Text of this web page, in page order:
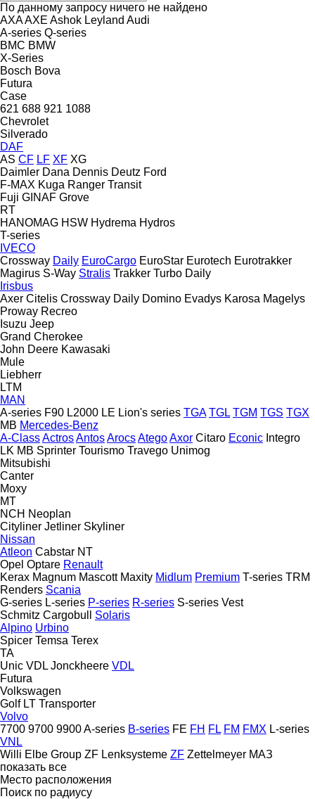
По данному запросу ничего не найдено
AXAAXE Ashok Leyland Audi
A-series Q-series
BMC BMW
X-Series
Bosch Bova
Futura
Case
621 688 921 1088
Chevrolet
Silverado
DAF
AS CF LF XF XG
Daimler Dana Dennis Deutz Ford
F-MAX Kuga Ranger Transit
Fuji GINAF Grove
RT
HANOMAG HSW Hydrema Hydros
T-series
IVECO
Crossway Daily EuroCargo EuroStar Eurotech Eurotrakker
Magirus S-Way Stralis Trakker Turbo Daily
Irisbus
Axer Citelis Crossway Daily Domino Evadys Karosa Magelys
Proway Recreo
Isuzu Jeep
Grand Cherokee
John Deere Kawasaki
Mule
Liebherr
LTM
MAN
A-series F90 L2000 LE Lion's series TGA TGL TGM TGS TGX
MB Mercedes-Benz
A-ClassActrosAntosArocsAtegoAxor Citaro Econic Integro
LK MB Sprinter Tourismo Travego Unimog
Mitsubishi
Canter
Moxy
MT
NCH Neoplan
Cityliner Jetliner Skyliner
Nissan
Atleon Cabstar NT
Opel Optare Renault
Kerax Magnum Mascott Maxity Midlum Premium T-series TRM
Renders Scania
G-series L-series P-series R-series S-series Vest
Schmitz Cargobull
Solaris
Alpino Urbino
Spicer Temsa Terex
TA
Unic VDL Jonckheere VDL
Futura
Volkswagen
Golf LT Transporter
Volvo
7700 9700 9900A-series B-series FE FH FL FM FMX L-series
VNL
Willi Elbe Group ZF Lenksysteme ZF Zettelmeyer МАЗ
показать все
Место расположения
Поиск по радиусу